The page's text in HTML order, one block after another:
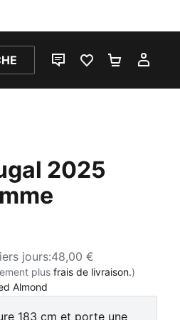
LIVE CHATFAVORIS 0PANIER 0
2025
jours:48,00 €
plusfrais de livraison.)
Almond
183 cm et porte une